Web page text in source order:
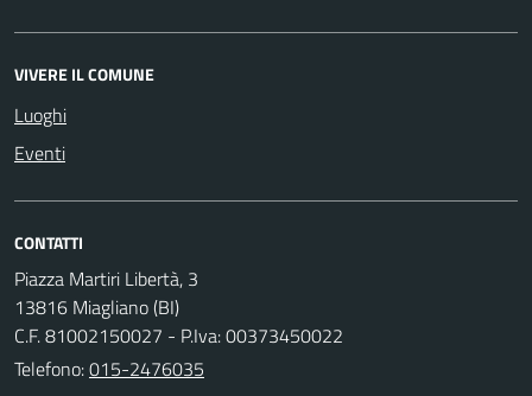
VIVERE IL COMUNE
Luoghi
Eventi
CONTATTI
Piazza Martiri Libertà, 3
13816 Miagliano (BI)
C.F. 81002150027 - P.Iva: 00373450022
Telefono:015-2476035